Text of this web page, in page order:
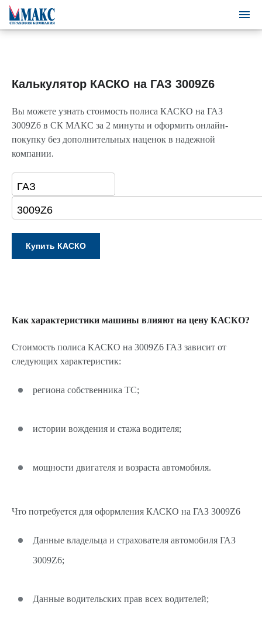
Калькулятор КАСКО на ГАЗ 3009Z6
Вы можете узнать стоимость полиса КАСКО на ГАЗ
3009Z6 в СК МАКС за 2 минуты и оформить онлайн-
покупку без дополнительных наценок в надежной
компании.
Как характеристики машины влияют на цену КАСКО?
Стоимость полиса КАСКО на 3009Z6 ГАЗ зависит от
следующих характеристик:
региона собственника ТС;
истории вождения и стажа водителя;
мощности двигателя и возраста автомобиля.
Что потребуется для оформления КАСКО на ГАЗ 3009Z6
Данные владельца и страхователя автомобиля ГАЗ
3009Z6;
Данные водительских прав всех водителей;